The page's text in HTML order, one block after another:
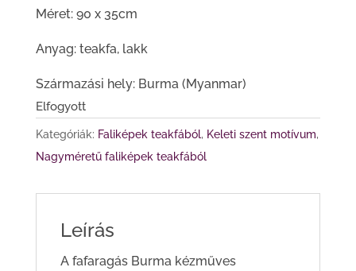
Méret: 90 x 35cm
Anyag: teakfa, lakk
Származási hely: Burma (Myanmar)
Elfogyott
Kategóriák: Faliképek teakfából, Keleti szent motívum,
Nagyméretű faliképek teakfából
Leírás
A fafaragás Burma kézműves